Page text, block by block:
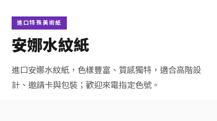
進口特殊美術紙
安娜水紋紙
進口安娜水紋紙，色樣豐富、質感獨特，適合高階設
計、邀請卡與包裝；歡迎來電指定色號。